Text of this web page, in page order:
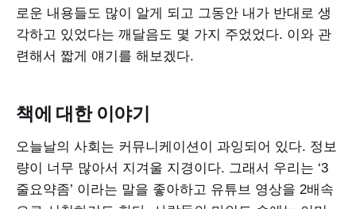
로운 내용들도 많이 알게 되고 그동안 내가 반대로 생
각하고 있었다는 깨달음도 몇 가지 주었었다. 이와 관
련해서 짧게 얘기를 해보겠다.
책에 대한 이야기
오늘날의 사회는 커뮤니케이션이 과잉되어 있다. 정보
량이 너무 많아서 지겨울 지경이다. 그래서 우리는 ‘3
줄요약좀’ 이라는 말을 좋아하고 유튜브 영상을 2배속